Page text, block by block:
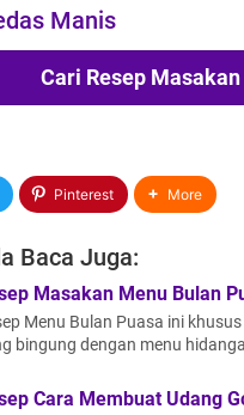
Manis
Cari Resep
Pinterest More
Baca Juga:
Masakan Menu Bulan
Menu Bulan Puasa ini
bingung dengan menu
Cara Membuat Udang